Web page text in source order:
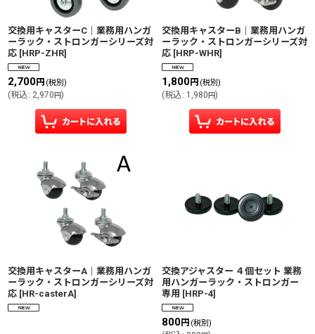
交換用キャスターC｜業務用ハンガ
ーラック・ストロンガーシリーズ対
応 [HRP-ZHR]
2,700円 (税別)
(税込: 2,970円)
交換用キャスターB｜業務用ハンガ
ーラック・ストロンガーシリーズ対
応 [HRP-WHR]
1,800円 (税別)
(税込: 1,980円)
交換用キャスターA｜業務用ハンガ
ーラック・ストロンガーシリーズ対
応 [HR-casterA]
交換アジャスター ４個セット 業務
用ハンガーラック・ストロンガー
専用 [HRP-4]
800円 (税別)